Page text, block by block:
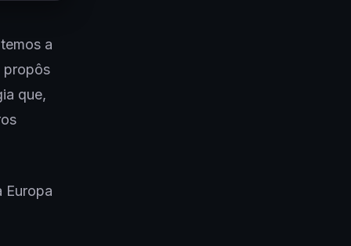
a
propôs
que,
Europa